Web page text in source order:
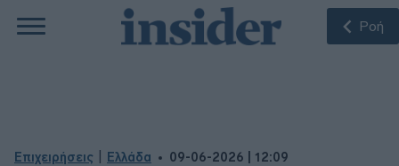
Ροή
Επιχειρήσεις Ελλάδα 09-06-2026 | 12:09